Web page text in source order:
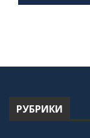
РУБРИКИ